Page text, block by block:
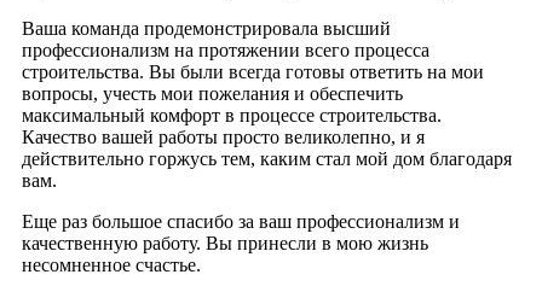
Ваша команда продемонстрировала высший
профессионализм на протяжении всего процесса
строительства. Вы были всегда готовы ответить на мои
вопросы, учесть мои пожелания и обеспечить
максимальный комфорт в процессе строительства.
Качество вашей работы просто великолепно, и я
действительно горжусь тем, каким стал мой дом благодаря
вам.
Еще раз большое спасибо за ваш профессионализм и
качественную работу. Вы принесли в мою жизнь
несомненное счастье.